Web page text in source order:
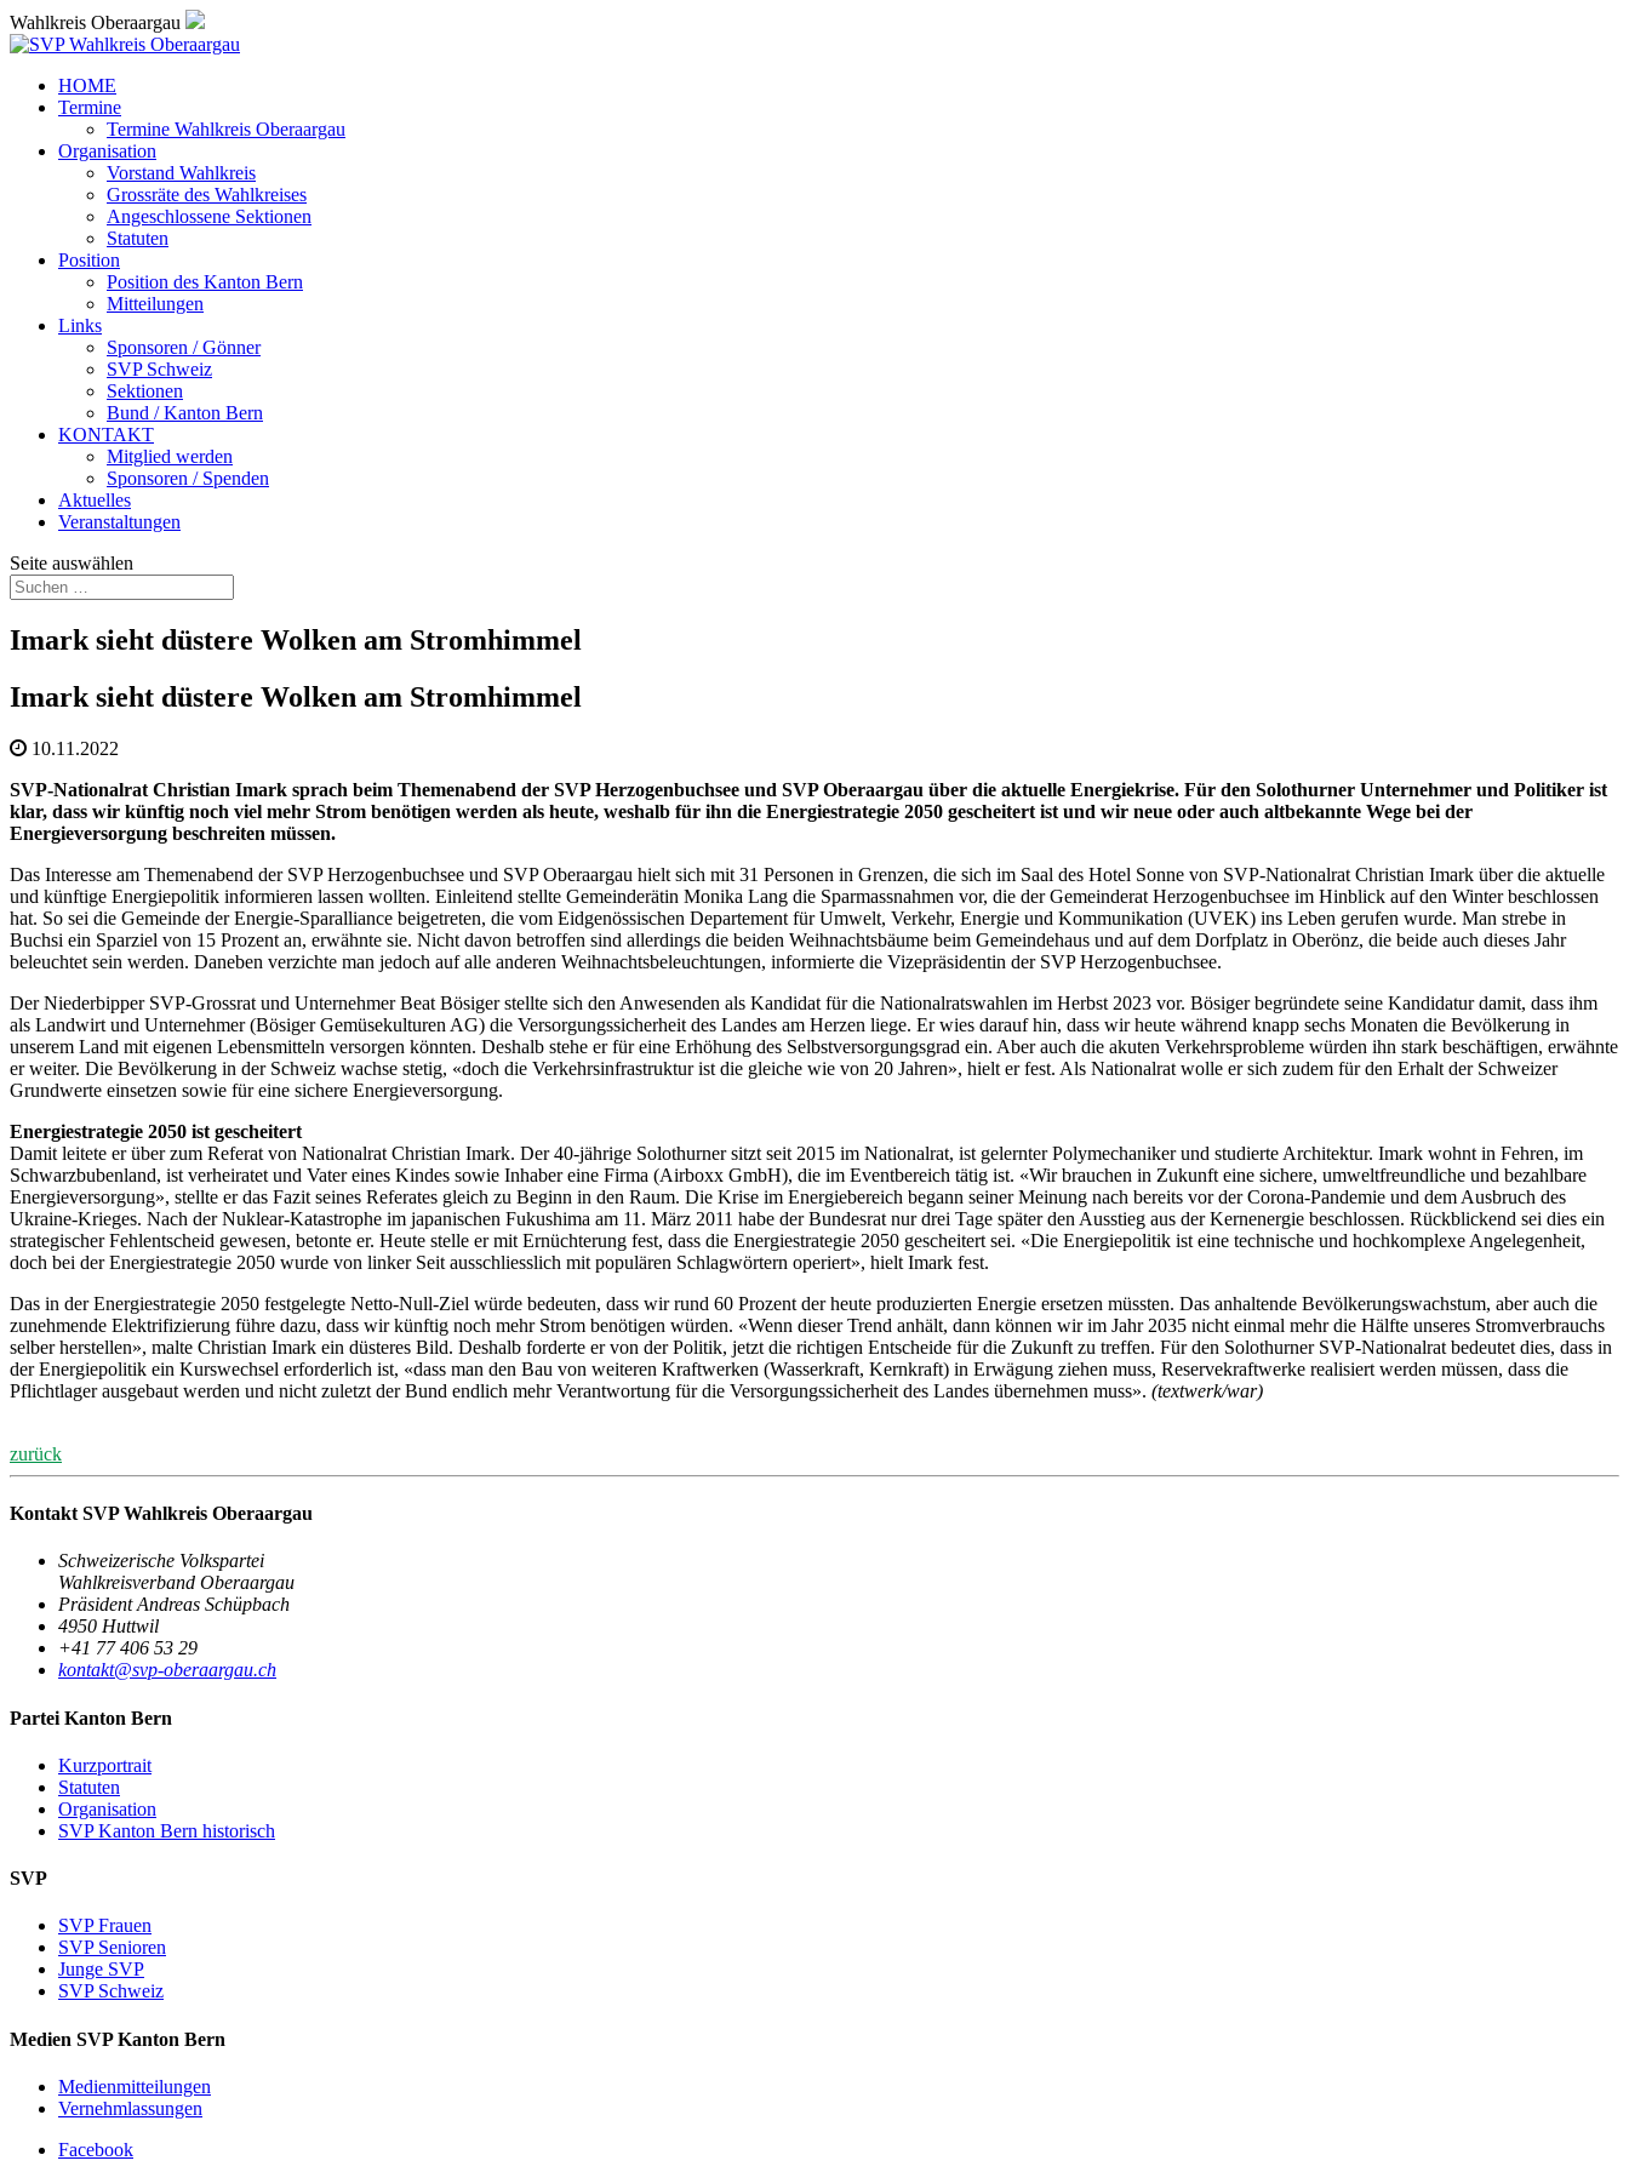
Wahlkreis Oberaargau
HOME
Termine
Termine Wahlkreis Oberaargau
Organisation
Vorstand Wahlkreis
Grossräte des Wahlkreises
Angeschlossene Sektionen
Statuten
Position
Position des Kanton Bern
Mitteilungen
Links
Sponsoren / Gönner
SVP Schweiz
Sektionen
Bund / Kanton Bern
KONTAKT
Mitglied werden
Sponsoren / Spenden
Aktuelles
Veranstaltungen
Seite auswählen
Imark sieht düstere Wolken am Stromhimmel
Imark sieht düstere Wolken am Stromhimmel
10.11.2022
SVP-Nationalrat Christian Imark sprach beim Themenabend der SVP Herzogenbuchsee und SVP Oberaargau über die aktuelle Energiekrise. Für den Solothurner Unternehmer und Politiker ist
klar, dass wir künftig noch viel mehr Strom benötigen werden als heute, weshalb für ihn die Energiestrategie 2050 gescheitert ist und wir neue oder auch altbekannte Wege bei der
Energieversorgung beschreiten müssen.
Das Interesse am Themenabend der SVP Herzogenbuchsee und SVP Oberaargau hielt sich mit 31 Personen in Grenzen, die sich im Saal des Hotel Sonne von SVP-Nationalrat Christian Imark über die aktuelle
und künftige Energiepolitik informieren lassen wollten. Einleitend stellte Gemeinderätin Monika Lang die Sparmassnahmen vor, die der Gemeinderat Herzogenbuchsee im Hinblick auf den Winter beschlossen
hat. So sei die Gemeinde der Energie-Sparalliance beigetreten, die vom Eidgenössischen Departement für Umwelt, Verkehr, Energie und Kommunikation (UVEK) ins Leben gerufen wurde. Man strebe in
Buchsi ein Sparziel von 15 Prozent an, erwähnte sie. Nicht davon betroffen sind allerdings die beiden Weihnachtsbäume beim Gemeindehaus und auf dem Dorfplatz in Oberönz, die beide auch dieses Jahr
beleuchtet sein werden. Daneben verzichte man jedoch auf alle anderen Weihnachtsbeleuchtungen, informierte die Vizepräsidentin der SVP Herzogenbuchsee.
Der Niederbipper SVP-Grossrat und Unternehmer Beat Bösiger stellte sich den Anwesenden als Kandidat für die Nationalratswahlen im Herbst 2023 vor. Bösiger begründete seine Kandidatur damit, dass ihm
als Landwirt und Unternehmer (Bösiger Gemüsekulturen AG) die Versorgungssicherheit des Landes am Herzen liege. Er wies darauf hin, dass wir heute während knapp sechs Monaten die Bevölkerung in
unserem Land mit eigenen Lebensmitteln versorgen könnten. Deshalb stehe er für eine Erhöhung des Selbstversorgungsgrad ein. Aber auch die akuten Verkehrsprobleme würden ihn stark beschäftigen, erwähnte
er weiter. Die Bevölkerung in der Schweiz wachse stetig, «doch die Verkehrsinfrastruktur ist die gleiche wie von 20 Jahren», hielt er fest. Als Nationalrat wolle er sich zudem für den Erhalt der Schweizer
Grundwerte einsetzen sowie für eine sichere Energieversorgung.
Energiestrategie 2050 ist gescheitert
Damit leitete er über zum Referat von Nationalrat Christian Imark. Der 40-jährige Solothurner sitzt seit 2015 im Nationalrat, ist gelernter Polymechaniker und studierte Architektur. Imark wohnt in Fehren, im
Schwarzbubenland, ist verheiratet und Vater eines Kindes sowie Inhaber eine Firma (Airboxx GmbH), die im Eventbereich tätig ist. «Wir brauchen in Zukunft eine sichere, umweltfreundliche und bezahlbare
Energieversorgung», stellte er das Fazit seines Referates gleich zu Beginn in den Raum. Die Krise im Energiebereich begann seiner Meinung nach bereits vor der Corona-Pandemie und dem Ausbruch des
Ukraine-Krieges. Nach der Nuklear-Katastrophe im japanischen Fukushima am 11. März 2011 habe der Bundesrat nur drei Tage später den Ausstieg aus der Kernenergie beschlossen. Rückblickend sei dies ein
strategischer Fehlentscheid gewesen, betonte er. Heute stelle er mit Ernüchterung fest, dass die Energiestrategie 2050 gescheitert sei. «Die Energiepolitik ist eine technische und hochkomplexe Angelegenheit,
doch bei der Energiestrategie 2050 wurde von linker Seit ausschliesslich mit populären Schlagwörtern operiert», hielt Imark fest.
Das in der Energiestrategie 2050 festgelegte Netto-Null-Ziel würde bedeuten, dass wir rund 60 Prozent der heute produzierten Energie ersetzen müssten. Das anhaltende Bevölkerungswachstum, aber auch die
zunehmende Elektrifizierung führe dazu, dass wir künftig noch mehr Strom benötigen würden. «Wenn dieser Trend anhält, dann können wir im Jahr 2035 nicht einmal mehr die Hälfte unseres Stromverbrauchs
selber herstellen», malte Christian Imark ein düsteres Bild. Deshalb forderte er von der Politik, jetzt die richtigen Entscheide für die Zukunft zu treffen. Für den Solothurner SVP-Nationalrat bedeutet dies, dass in
der Energiepolitik ein Kurswechsel erforderlich ist, «dass man den Bau von weiteren Kraftwerken (Wasserkraft, Kernkraft) in Erwägung ziehen muss, Reservekraftwerke realisiert werden müssen, dass die
Pflichtlager ausgebaut werden und nicht zuletzt der Bund endlich mehr Verantwortung für die Versorgungssicherheit des Landes übernehmen muss». (textwerk/war)
zurück
Kontakt SVP Wahlkreis Oberaargau
Schweizerische Volkspartei
Wahlkreisverband Oberaargau
Präsident Andreas Schüpbach
4950 Huttwil
+41 77 406 53 29
kontakt@svp-oberaargau.ch
Partei Kanton Bern
Kurzportrait
Statuten
Organisation
SVP Kanton Bern historisch
SVP
SVP Frauen
SVP Senioren
Junge SVP
SVP Schweiz
Medien SVP Kanton Bern
Medienmitteilungen
Vernehmlassungen
Facebook